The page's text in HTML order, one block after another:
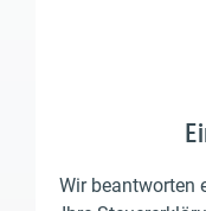
Wir beantworten